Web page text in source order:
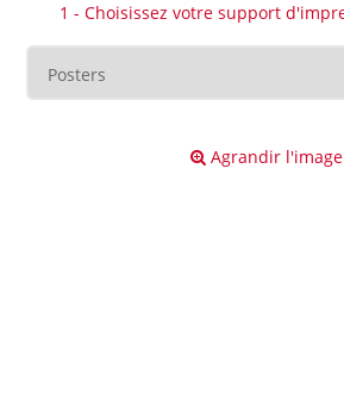
1 - Choisissez votre support
Agrandir l'image